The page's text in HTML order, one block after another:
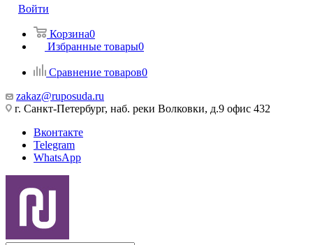
Войти
Корзина0
Избранные товары0
Сравнение товаров0
zakaz@ruposuda.ru
г. Санкт-Петербург, наб. реки Волковки, д.9 офис 432
Вконтакте
Telegram
WhatsApp